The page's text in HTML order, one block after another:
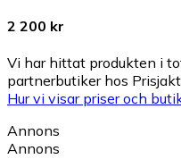
2 200 kr
Vi har hittat produkten i
partnerbutiker hos
Hur vi visar priser och
Annons
Annons